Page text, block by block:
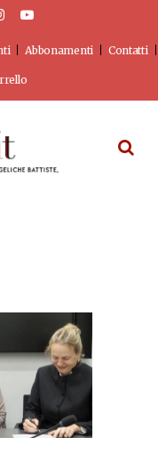
Abbonamenti Contatti